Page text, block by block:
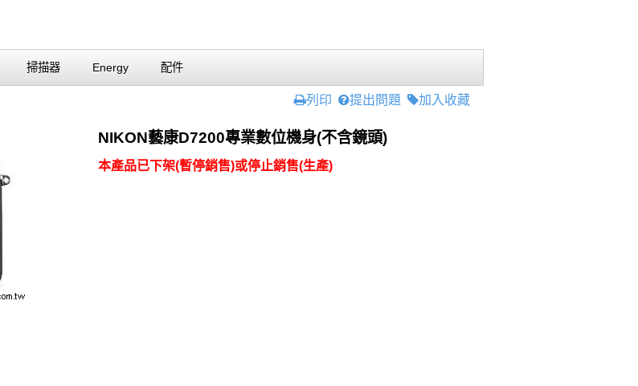
掃描器 Energy 配件
列印 提出問題 加入收藏
NIKON藝康D7200專業數位機身(不含鏡頭)
本產品已下架(暫停銷售)或停止銷售(生產)